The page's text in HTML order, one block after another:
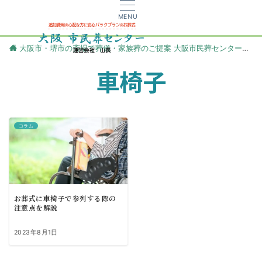
MENU
大阪市・堺市の斎場で葬儀・家族葬のご提案 大阪市民葬センター
車椅子
コラム
お葬式に車椅子で参列する際の
注意点を解説
2023年8月1日